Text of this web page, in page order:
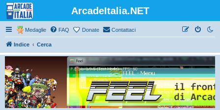
ArcadeItalia.NET
Medaglie FAQ Donate Contattaci
Indice Cerca